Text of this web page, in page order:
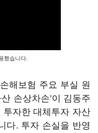
했습니다.
해보험 주요 부실 원
손상차손’이 김동주
자한 대체투자 자산
다. 투자 손실을 반영